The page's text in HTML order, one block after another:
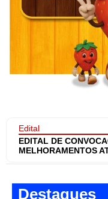
Edital
EDITAL DE
MELHORAMENTOS
Destaques